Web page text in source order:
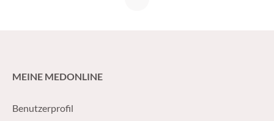
MEINE MEDONLINE
Benutzerprofil